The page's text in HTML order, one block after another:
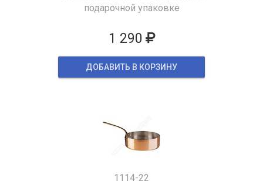
подарочной упаковке
1 290
ДОБАВИТЬ В КОРЗИНУ
1114-22